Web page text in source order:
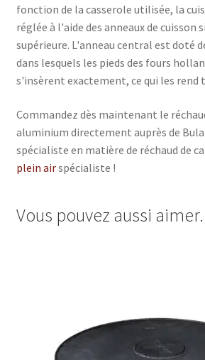
fonction de la casserole utilisée, la
réglée à l'aide des anneaux de cuisson
supérieure. L'anneau central est doté
dans lesquels les pieds des fours
s'insèrent exactement, ce qui les rend
Commandez dès maintenant le
aluminium directement auprès de
spécialiste en matière de réchaud de
plein airspécialiste !
Vous pouvez aussi